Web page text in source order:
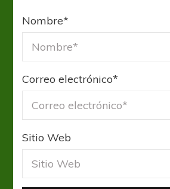
Nombre*
Correo electrónico*
Sitio Web